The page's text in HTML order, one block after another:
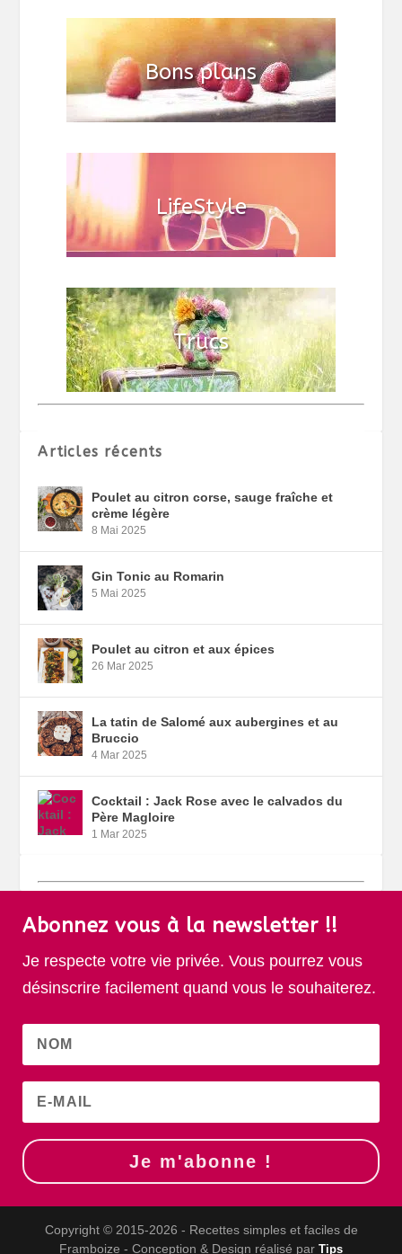
Articles récents
Poulet au citron corse, sauge fraîche et
crème légère
8 Mai 2025
Gin Tonic au Romarin
5 Mai 2025
Poulet au citron et aux épices
26 Mar 2025
La tatin de Salomé aux aubergines et au
Bruccio
4 Mar 2025
Cocktail : Jack Rose avec le calvados du
Père Magloire
1 Mar 2025
Abonnez vous à la newsletter !!
Je respecte votre vie privée. Vous pourrez vous
désinscrire facilement quand vous le souhaiterez.
Je m'abonne !
Copyright © 2015-2026 - Recettes simples et faciles de
Framboize - Conception & Design réalisé par Tips